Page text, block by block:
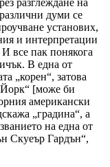
разглеждане на
думи се
установих,
и интерпретации
все пак понякога
В една от
„корен“, затова
[може би
американски
„градина“, а
на една от
Скуеър Гардън“,